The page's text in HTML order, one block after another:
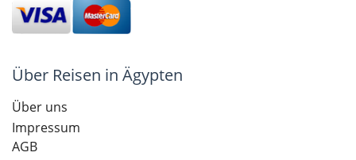
Über Reisen in Ägypten
Über uns
Impressum
AGB